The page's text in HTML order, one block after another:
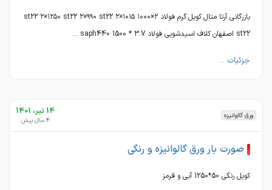
بازرگانی آرتا متال کویل گرم فولاد ۲×۱۰۰۰ st22 ۲×۱۲۵۰ st22 ۲×۹۹۰ st22 ۲×۱۰۱۵
st22 اصفهان کلاف اسیدشویی فولاد 3.7 * 1500 saph440 ...
جزئیات ...
ورق گالوانیزه 14 تیر، 1401
4 سال پیش
صورت بار ورق گالوانیزه و رنگی
کویل رنگی 50*1250 آبی و قرمز